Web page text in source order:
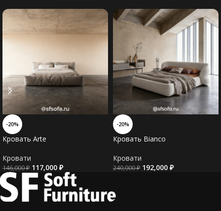
-20%
Кровать Arte
Кровати
146,000₽ 117,000 ₽
-20%
Кровать Bianco
Кровати
240,000₽ 192,000 ₽